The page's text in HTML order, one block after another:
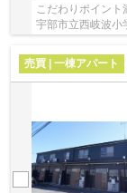
こだわりポイント
宇部市立西岐波小
売買 | 一棟アパート